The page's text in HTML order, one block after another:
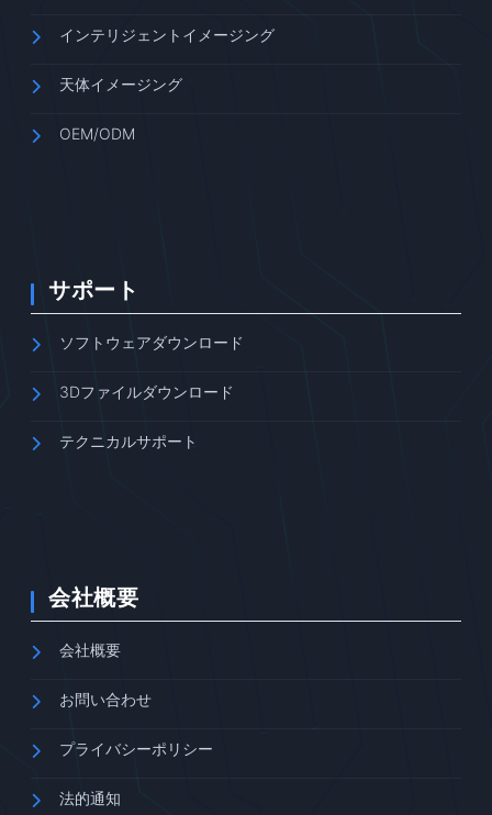
インテリジェントイメージング
天体イメージング
OEM/ODM
サポート
ソフトウェアダウンロード
3Dファイルダウンロード
テクニカルサポート
会社概要
会社概要
お問い合わせ
プライバシーポリシー
法的通知